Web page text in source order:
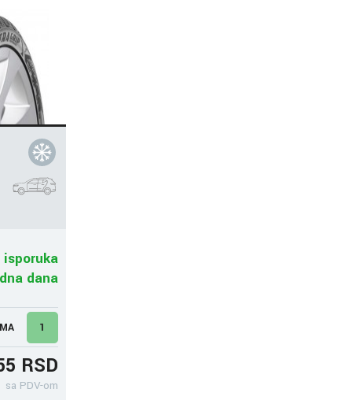
dana
1
RSD
sa PDV-om